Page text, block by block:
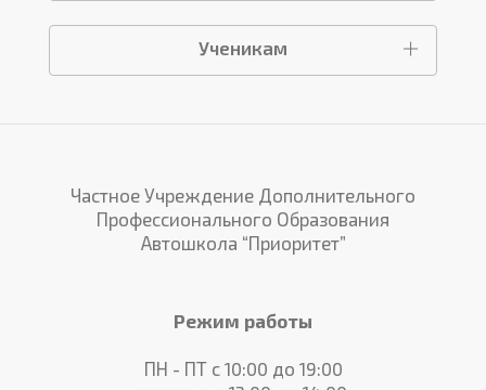
Ученикам
Частное Учреждение Дополнительного
Профессионального Образования
Автошкола “Приоритет”
Режим работы
ПН - ПТ с 10:00 до 19:00